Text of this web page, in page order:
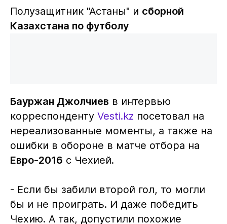
Полузащитник "Астаны" и сборной
Казахстана по футболу
Бауржан Джолчиев в интервью
корреспонденту Vesti.kz посетовал на
нереализованные моменты, а также на
ошибки в обороне в матче отбора на
Евро-2016 с Чехией.
- Если бы забили второй гол, то могли
бы и не проиграть. И даже победить
Чехию. А так, допустили похожие